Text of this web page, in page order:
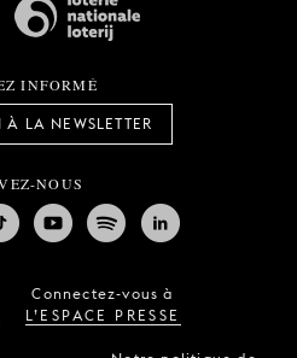
INFORMÉ
À LA NEWSLETTER
NOUS
Connectez-vous à
L’ESPACE PRESSE